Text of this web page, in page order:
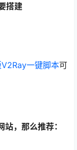
搭建
一键脚本可
，那么推荐：